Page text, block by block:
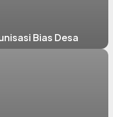
Bias Desa